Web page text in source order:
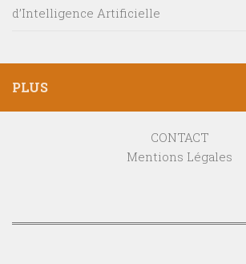
d’Intelligence Artificielle
PLUS
CONTACT
Mentions Légales